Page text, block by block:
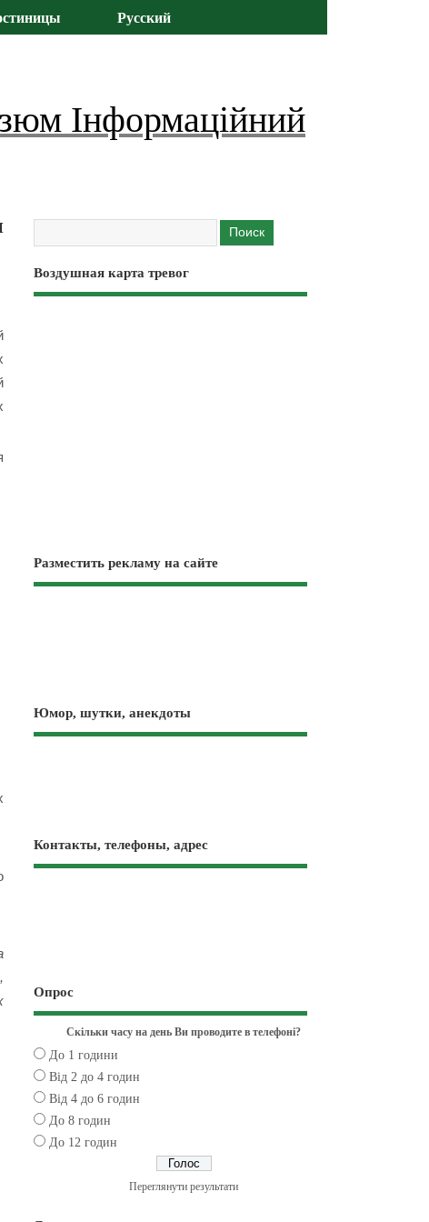
Русский
Інформаційний
Воздушная карта тревог
Разместить рекламу на сайте
Юмор, шутки, анекдоты
Контакты, телефоны, адрес
Опрос
Скільки часу на день Ви проводите в телефоні?
До 1 години
Від 2 до 4 годин
Від 4 до 6 годин
До 8 годин
До 12 годин
Переглянути результати